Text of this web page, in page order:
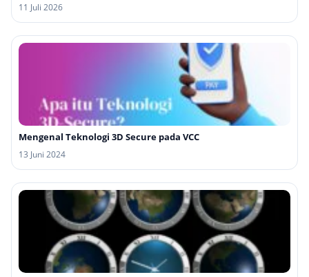
11 Juli 2026
Mengenal Teknologi 3D Secure pada VCC
13 Juni 2024